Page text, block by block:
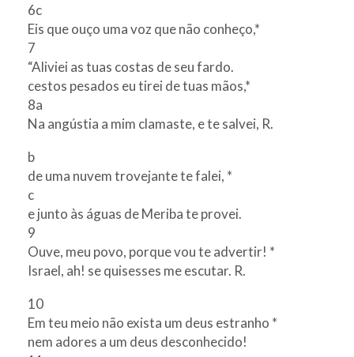
6c
Eis que ouço uma voz que não conheço,*
7
“Aliviei as tuas costas de seu fardo.
cestos pesados eu tirei de tuas mãos,*
8a
Na angústia a mim clamaste, e te salvei, R.
b
de uma nuvem trovejante te falei, *
c
e junto às águas de Meriba te provei.
9
Ouve, meu povo, porque vou te advertir! *
Israel, ah! se quisesses me escutar. R.
10
Em teu meio não exista um deus estranho *
nem adores a um deus desconhecido!